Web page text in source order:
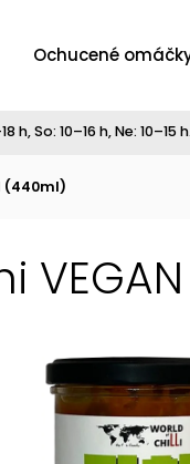
Ochucené
h, So: 10–16 h, Ne:
(440ml)